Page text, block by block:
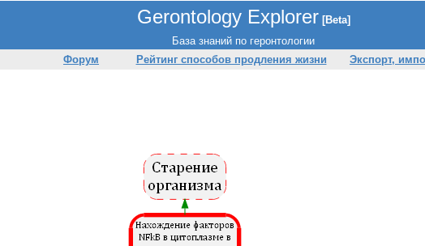
Gerontology Explorer [Beta]
База знаний по геронтологии
Форум Рейтинг способов продления жизни Экспорт,